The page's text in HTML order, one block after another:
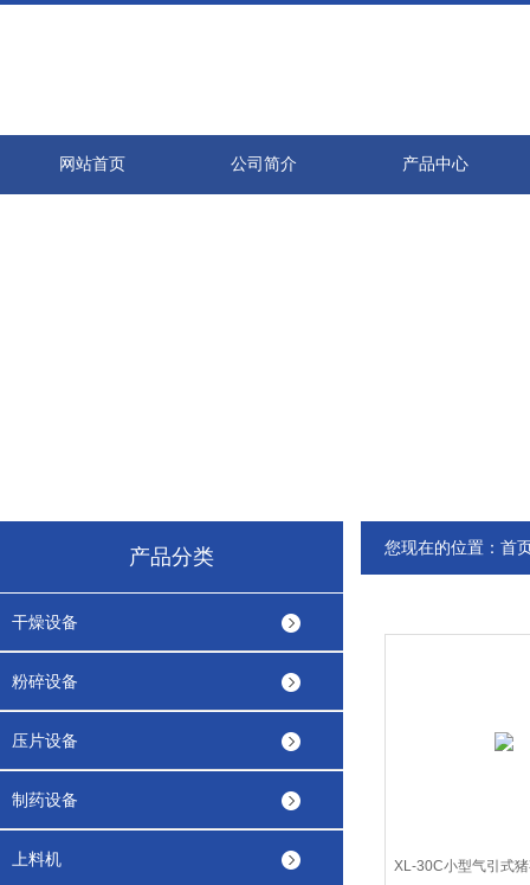
网站首页 公司简介 产品中心
产品分类
干燥设备
粉碎设备
压片设备
制药设备
上料机
您现在的位置： 首
XL-30C小型气引式